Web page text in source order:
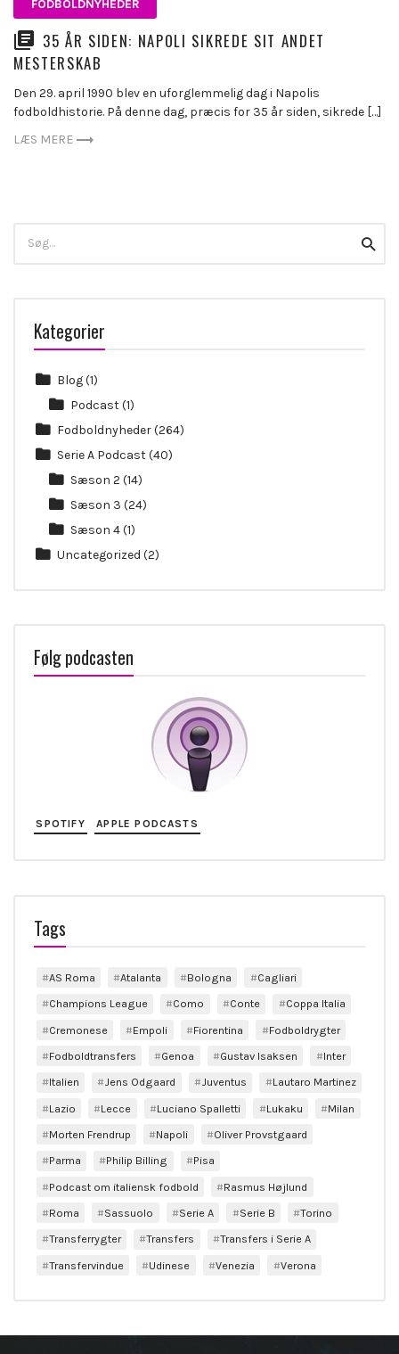
FODBOLDNYHEDER
35 ÅR SIDEN: NAPOLI SIKREDE SIT ANDET
MESTERSKAB
Den 29. april 1990 blev en uforglemmelig dag i Napolis
fodboldhistorie. På denne dag, præcis for 35 år siden, sikrede […]
LÆS MERE
for:
Kategorier
Blog(1)
Podcast(1)
Fodboldnyheder(264)
Serie A Podcast(40)
Sæson 2 (14)
Sæson 3 (24)
Sæson 4(1)
Uncategorized (2)
Følg podcasten
SPOTIFY APPLE PODCASTS
Tags
AS Roma Atalanta Bologna
Cagliari
Champions League
Como Conte
Coppa Italia
Cremonese
Empoli Fiorentina
Fodboldrygter
Fodboldtransfers
Genoa Gustav Isaksen
Inter
Italien
Jens Odgaard Juventus
Lautaro Martinez
Lazio
Lecce Luciano Spalletti Lukaku
Milan
Morten Frendrup
Napoli
Oliver Provstgaard
Parma
Philip Billing
Pisa
Podcast om italiensk fodbold
Rasmus Højlund
Roma
Sassuolo Serie A Serie B
Torino
Transferrygter
Transfers
Transfers i Serie A
Transfervindue
Udinese Venezia Verona